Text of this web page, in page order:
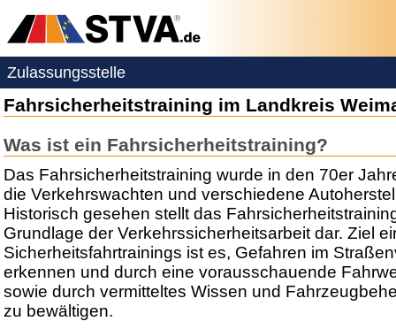
Zulassungsstelle
Fahrsicherheitstraining im Landkreis
Was ist ein Fahrsicherheitstraining?
Das Fahrsicherheitstraining wurde in den 70er
die Verkehrswachten und verschiedene
Historisch gesehen stellt das
Grundlage der Verkehrssicherheitsarbeit dar. Ziel
Sicherheitsfahrtrainings ist es, Gefahren im
erkennen und durch eine vorausschauende
sowie durch vermitteltes Wissen und
zu bewältigen.